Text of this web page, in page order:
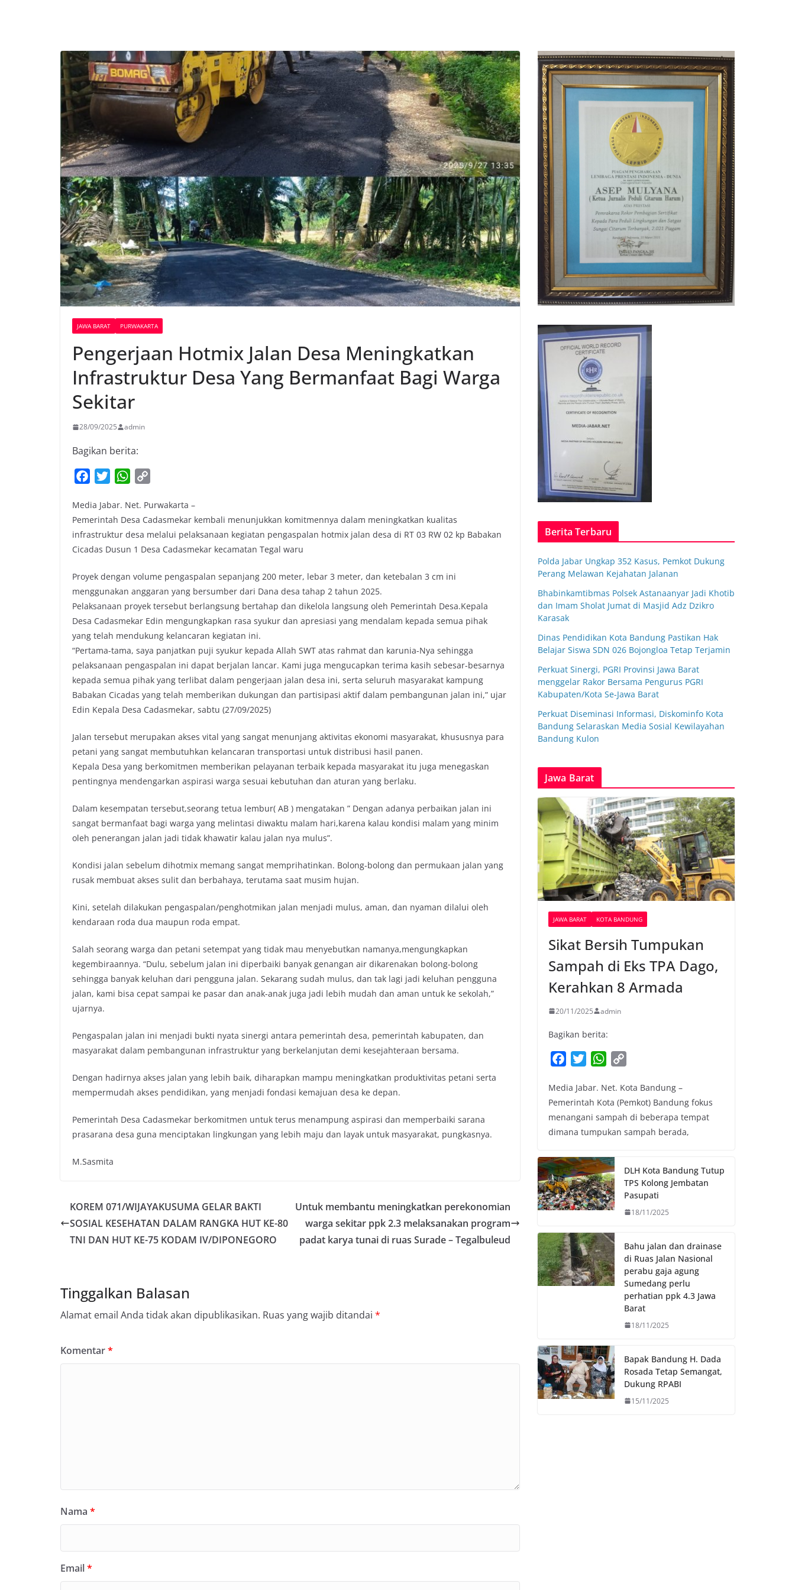
JAWA BARAT PURWAKARTA
Pengerjaan Hotmix Jalan Desa Meningkatkan
Infrastruktur Desa Yang Bermanfaat Bagi Warga
Sekitar
28/09/2025 admin
Bagikan berita:
c
e
b
o
k
i
t
t
e
W
a
t
s
A
p
p
y
L
i
k
Media Jabar. Net. Purwakarta –
Pemerintah Desa Cadasmekar kembali menunjukkan komitmennya dalam meningkatkan kualitas
infrastruktur desa melalui pelaksanaan kegiatan pengaspalan hotmix jalan desa di RT 03 RW 02 kp Babakan
Cicadas Dusun 1 Desa Cadasmekar kecamatan Tegal waru
Proyek dengan volume pengaspalan sepanjang 200 meter, lebar 3 meter, dan ketebalan 3 cm ini
menggunakan anggaran yang bersumber dari Dana desa tahap 2 tahun 2025.
Pelaksanaan proyek tersebut berlangsung bertahap dan dikelola langsung oleh Pemerintah Desa.Kepala
Desa Cadasmekar Edin mengungkapkan rasa syukur dan apresiasi yang mendalam kepada semua pihak
yang telah mendukung kelancaran kegiatan ini.
“Pertama-tama, saya panjatkan puji syukur kepada Allah SWT atas rahmat dan karunia-Nya sehingga
pelaksanaan pengaspalan ini dapat berjalan lancar. Kami juga mengucapkan terima kasih sebesar-besarnya
kepada semua pihak yang terlibat dalam pengerjaan jalan desa ini, serta seluruh masyarakat kampung
Babakan Cicadas yang telah memberikan dukungan dan partisipasi aktif dalam pembangunan jalan ini,” ujar
Edin Kepala Desa Cadasmekar, sabtu (27/09/2025)
Jalan tersebut merupakan akses vital yang sangat menunjang aktivitas ekonomi masyarakat, khususnya para
petani yang sangat membutuhkan kelancaran transportasi untuk distribusi hasil panen.
Kepala Desa yang berkomitmen memberikan pelayanan terbaik kepada masyarakat itu juga menegaskan
pentingnya mendengarkan aspirasi warga sesuai kebutuhan dan aturan yang berlaku.
Dalam kesempatan tersebut,seorang tetua lembur( AB ) mengatakan ” Dengan adanya perbaikan jalan ini
sangat bermanfaat bagi warga yang melintasi diwaktu malam hari,karena kalau kondisi malam yang minim
oleh penerangan jalan jadi tidak khawatir kalau jalan nya mulus”.
Kondisi jalan sebelum dihotmix memang sangat memprihatinkan. Bolong-bolong dan permukaan jalan yang
rusak membuat akses sulit dan berbahaya, terutama saat musim hujan.
Kini, setelah dilakukan pengaspalan/penghotmikan jalan menjadi mulus, aman, dan nyaman dilalui oleh
kendaraan roda dua maupun roda empat.
Salah seorang warga dan petani setempat yang tidak mau menyebutkan namanya,mengungkapkan
kegembiraannya. “Dulu, sebelum jalan ini diperbaiki banyak genangan air dikarenakan bolong-bolong
sehingga banyak keluhan dari pengguna jalan. Sekarang sudah mulus, dan tak lagi jadi keluhan pengguna
jalan, kami bisa cepat sampai ke pasar dan anak-anak juga jadi lebih mudah dan aman untuk ke sekolah,”
ujarnya.
Pengaspalan jalan ini menjadi bukti nyata sinergi antara pemerintah desa, pemerintah kabupaten, dan
masyarakat dalam pembangunan infrastruktur yang berkelanjutan demi kesejahteraan bersama.
Dengan hadirnya akses jalan yang lebih baik, diharapkan mampu meningkatkan produktivitas petani serta
mempermudah akses pendidikan, yang menjadi fondasi kemajuan desa ke depan.
Pemerintah Desa Cadasmekar berkomitmen untuk terus menampung aspirasi dan memperbaiki sarana
prasarana desa guna menciptakan lingkungan yang lebih maju dan layak untuk masyarakat, pungkasnya.
M.Sasmita
KOREM 071/WIJAYAKUSUMA GELAR BAKTI
SOSIAL KESEHATAN DALAM RANGKA HUT KE-80
TNI DAN HUT KE-75 KODAM IV/DIPONEGORO
Untuk membantu meningkatkan perekonomian
warga sekitar ppk 2.3 melaksanakan program
padat karya tunai di ruas Surade – Tegalbuleud
Tinggalkan Balasan
Alamat email Anda tidak akan dipublikasikan. Ruas yang wajib ditandai *
Komentar*
Nama *
Email*
Berita Terbaru
Polda Jabar Ungkap 352 Kasus, Pemkot Dukung
Perang Melawan Kejahatan Jalanan
Bhabinkamtibmas Polsek Astanaanyar Jadi Khotib
dan Imam Sholat Jumat di Masjid Adz Dzikro
Karasak
Dinas Pendidikan Kota Bandung Pastikan Hak
Belajar Siswa SDN 026 Bojongloa Tetap Terjamin
Perkuat Sinergi, PGRI Provinsi Jawa Barat
menggelar Rakor Bersama Pengurus PGRI
Kabupaten/Kota Se-Jawa Barat
Perkuat Diseminasi Informasi, Diskominfo Kota
Bandung Selaraskan Media Sosial Kewilayahan
Bandung Kulon
Jawa Barat
JAWA BARAT KOTA BANDUNG
Sikat Bersih Tumpukan
Sampah di Eks TPA Dago,
Kerahkan 8 Armada
20/11/2025 admin
Bagikan berita:
c
e
b
o
k
i
t
t
e
W
a
t
s
A
p
p
y
L
i
k
Media Jabar. Net. Kota Bandung –
Pemerintah Kota (Pemkot) Bandung fokus
menangani sampah di beberapa tempat
dimana tumpukan sampah berada,
DLH Kota Bandung Tutup
TPS Kolong Jembatan
Pasupati
18/11/2025
Bahu jalan dan drainase
di Ruas Jalan Nasional
perabu gaja agung
Sumedang perlu
perhatian ppk 4.3 Jawa
Barat
18/11/2025
Bapak Bandung H. Dada
Rosada Tetap Semangat,
Dukung RPABI
15/11/2025